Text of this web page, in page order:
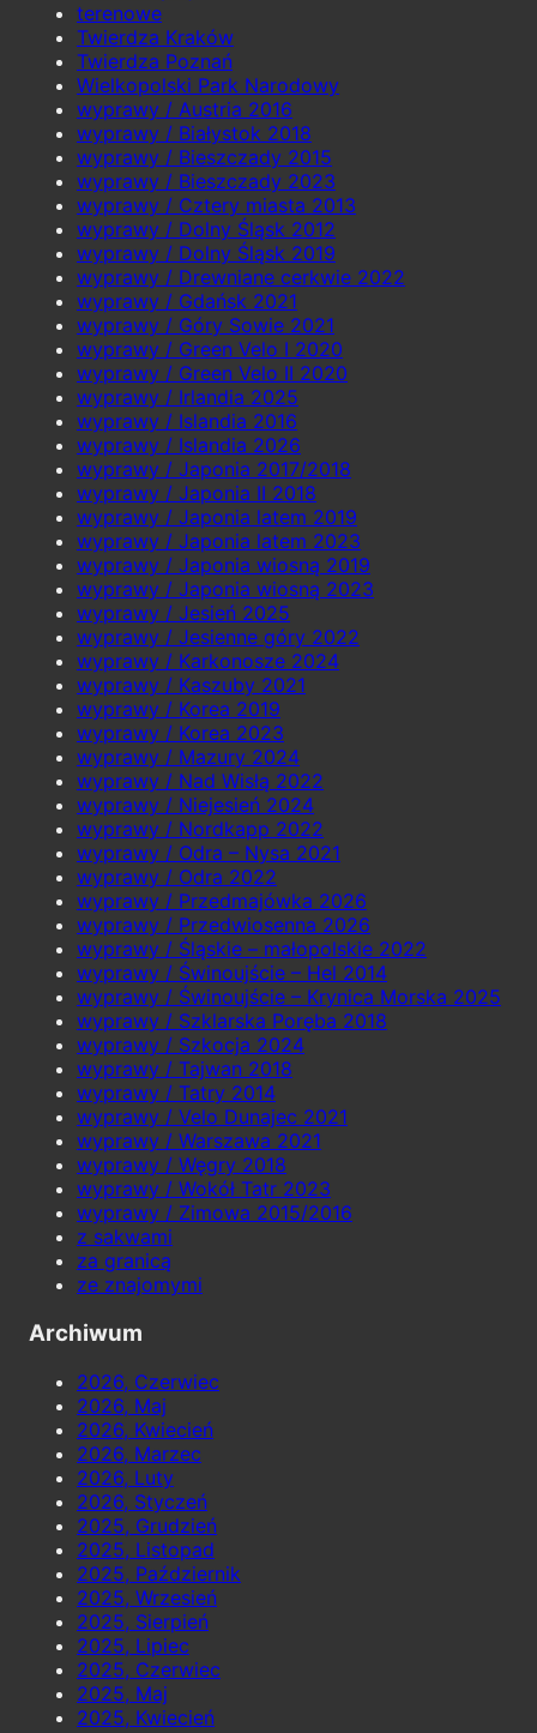
terenowe
Twierdza Kraków
Twierdza Poznań
Wielkopolski Park Narodowy
wyprawy / Austria 2016
wyprawy / Białystok 2018
wyprawy / Bieszczady 2015
wyprawy / Bieszczady 2023
wyprawy / Cztery miasta 2013
wyprawy / Dolny Śląsk 2012
wyprawy / Dolny Śląsk 2019
wyprawy / Drewniane cerkwie 2022
wyprawy / Gdańsk 2021
wyprawy / Góry Sowie 2021
wyprawy / Green Velo I 2020
wyprawy / Green Velo II 2020
wyprawy / Irlandia 2025
wyprawy / Islandia 2016
wyprawy / Islandia 2026
wyprawy / Japonia 2017/2018
wyprawy / Japonia II 2018
wyprawy / Japonia latem 2019
wyprawy / Japonia latem 2023
wyprawy / Japonia wiosną 2019
wyprawy / Japonia wiosną 2023
wyprawy / Jesień 2025
wyprawy / Jesienne góry 2022
wyprawy / Karkonosze 2024
wyprawy / Kaszuby 2021
wyprawy / Korea 2019
wyprawy / Korea 2023
wyprawy / Mazury 2024
wyprawy / Nad Wisłą 2022
wyprawy / Niejesień 2024
wyprawy / Nordkapp 2022
wyprawy / Odra – Nysa 2021
wyprawy / Odra 2022
wyprawy / Przedmajówka 2026
wyprawy / Przedwiosenna 2026
wyprawy / Śląskie – małopolskie 2022
wyprawy / Świnoujście – Hel 2014
wyprawy / Świnoujście – Krynica Morska 2025
wyprawy / Szklarska Poręba 2018
wyprawy / Szkocja 2024
wyprawy / Tajwan 2018
wyprawy / Tatry 2014
wyprawy / Velo Dunajec 2021
wyprawy / Warszawa 2021
wyprawy / Węgry 2018
wyprawy / Wokół Tatr 2023
wyprawy / Zimowa 2015/2016
z sakwami
za granicą
ze znajomymi
Archiwum
2026, Czerwiec
2026, Maj
2026, Kwiecień
2026, Marzec
2026, Luty
2026, Styczeń
2025, Grudzień
2025, Listopad
2025, Październik
2025, Wrzesień
2025, Sierpień
2025, Lipiec
2025, Czerwiec
2025, Maj
2025, Kwiecień